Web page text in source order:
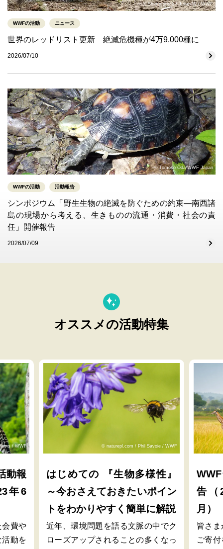
© Shutterstock / Julian W / WWF
WWFの活動 ニュース
世界のレッドリスト更新 絶滅危機種が4万9,000種に
2026/07/10
© Tomoko Oda/WWF Japan
WWFの活動 活動報告
シンポジウム「野生生物の絶滅を防ぐための約束―南西諸
島の現場から考える、生きものの流通・消費・社会の責
任」開催報告
2026/07/09
オススメの活動特集
/ WWF
動報
年6
会費や
動を
© naturepl.com / Phil Savoie / WWF
はじめての 『生物多様性』
～今おさえておきたいポイン
トをわかりやすく簡単に解説
近年、環境問題を語る文脈の中でク
ローズアップされることの多くなっ
告（
月）
皆さ
ご寄